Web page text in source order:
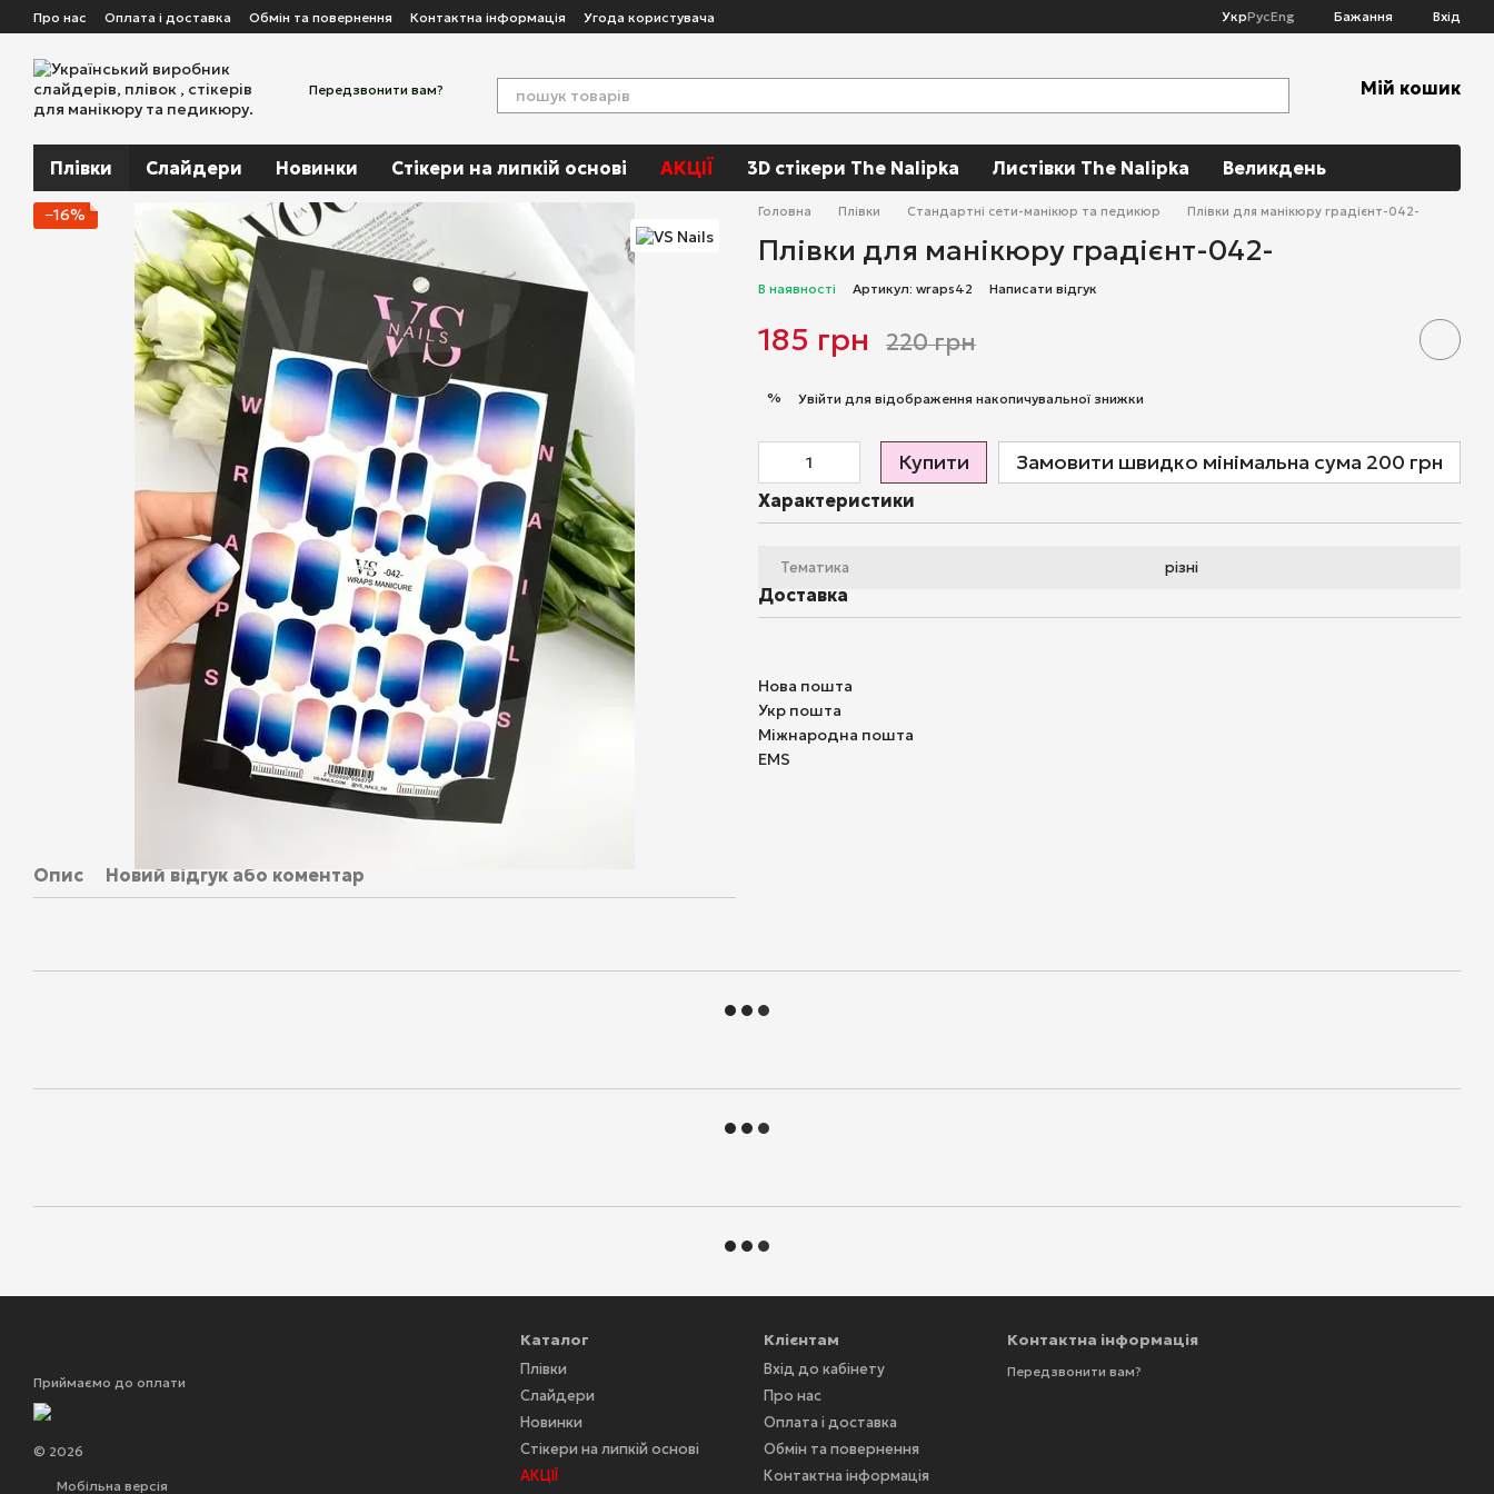
Перейти до основного контенту
Про нас Оплата і доставка Обмін та повернення Контактна інформація Угода користувача УкрРусEng Бажання Вхід
Передзвонити вам? Мій кошик
Плівки Слайдери Новинки Стікери на липкій основі АКЦІЇ 3D стікери The Nalipka Листівки The Nalipka Великдень
−16%
Опис Новий відгук або коментар
Головна Плівки Стандартні сети-манікюр та педикюр Плівки для манікюру градієнт-042-
Плівки для манікюру градієнт-042-
В наявності Артикул: wraps42 Написати відгук
185 грн 220 грн
% Увійти для відображення накопичувальної знижки
Купити Замовити швидко мінімальна сума 200 грн
Характеристики
Тематика різні
Доставка
Нова пошта
Укр пошта
Міжнародна пошта
EMS
Приймаємо до оплати
© 2026
Мобільна версія
Каталог
Плівки
Слайдери
Новинки
Стікери на липкій основі
АКЦІЇ
Клієнтам
Вхід до кабінету
Про нас
Оплата і доставка
Обмін та повернення
Контактна інформація
Контактна інформація
Передзвонити вам?